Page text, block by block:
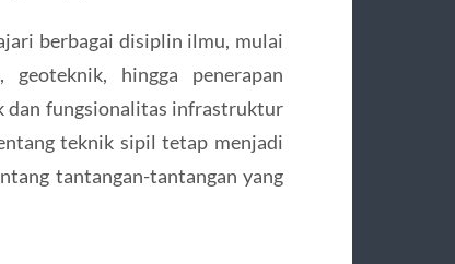
berbagai disiplin ilmu, mulai
hingga penerapan
dan fungsionalitas infrastruktur
teknik sipil tetap menjadi
tantangan-tantangan yang